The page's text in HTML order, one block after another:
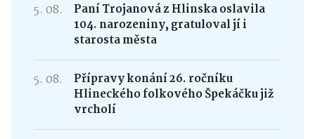
5. 08.
Paní Trojanová z Hlinska oslavila
104. narozeniny, gratuloval jí i
starosta města
5. 08.
Přípravy konání 26. ročníku
Hlineckého folkového Špekáčku již
vrcholí